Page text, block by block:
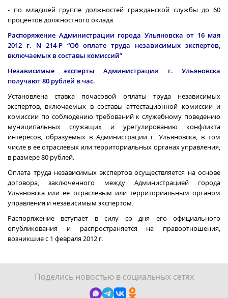
- по младшей группе должностей гражданской службы до 60
процентов должностного оклада.
Распоряжение Администрации города Ульяновска от 16 мая
2012 г. N 214-Р “Об оплате труда независимых экспертов,
включаемых в составы комиссий”
Независимые эксперты Администрации г. Ульяновска
получают 80 рублей в час.
Установлена ставка почасовой оплаты труда независимых
экспертов, включаемых в составы аттестационной комиссии и
комиссии по соблюдению требований к служебному поведению
муниципальных служащих и урегулированию конфликта
интересов, образуемых в Администрации г. Ульяновска, в том
числе в ее отраслевых или территориальных органах управления,
в размере 80 рублей.
Оплата труда независимых экспертов осуществляется на основе
договора, заключенного между Администрацией города
Ульяновска или ее отраслевым или территориальным органом
управления и независимым экспертом.
Распоряжение вступает в силу со дня его официального
опубликования и распространяется на правоотношения,
возникшие с 1 февраля2012 г.
Поделись новостью в социальных сетях